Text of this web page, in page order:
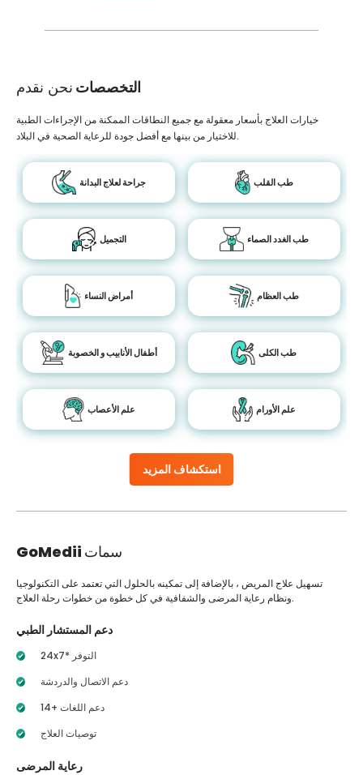
التخصصات نحن نقدم
استكشاف المزيد
خيارات العلاج بأسعار معقولة مع جميع النطاقات الممكنة من الإجراءات الطبية
للاختيار من بينها مع أفضل جودة للرعاية الصحية في البلاد.
جراحة لعلاج البدانة طب القلب
التجميل طب الغدد الصماء
أمراض النساء طب العظام
أطفال الأنابيب و الخصوبة طب الكلى
علم الأعصاب علم الأورام
GoMedii سمات
تسهيل علاج المريض ، بالإضافة إلى تمكينه بالحلول التي تعتمد على التكنولوجيا
ونظام رعاية المرضى والشفافية في كل خطوة من خطوات رحلة العلاج.
دعم المستشار الطبي
24x7* التوفر
دعم الاتصال والدردشة
14+ دعم اللغات
توصيات العلاج
رعاية المرضى